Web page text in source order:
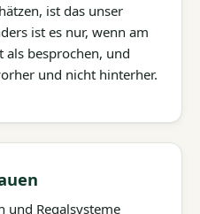
ist das unser
ist es nur, wenn am
als besprochen, und
und nicht hinterher.
und Regalsysteme